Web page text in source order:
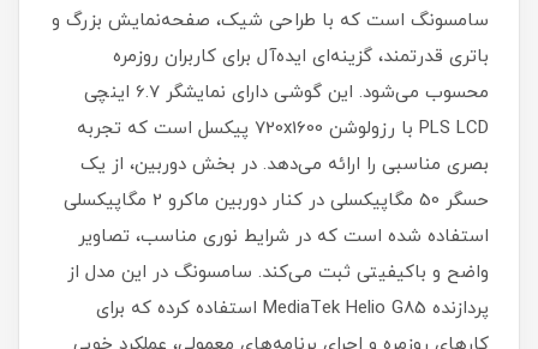
سامسونگ است که با طراحی شیک، صفحه‌نمایش بزرگ و
باتری قدرتمند، گزینه‌ای ایده‌آل برای کاربران روزمره
محسوب می‌شود. این گوشی دارای نمایشگر 6.7 اینچی
PLS LCD با رزولوشن 720x1600 پیکسل است که تجربه
بصری مناسبی را ارائه می‌دهد. در بخش دوربین، از یک
حسگر 50 مگاپیکسلی در کنار دوربین ماکرو 2 مگاپیکسلی
استفاده شده است که در شرایط نوری مناسب، تصاویر
واضح و باکیفیتی ثبت می‌کند. سامسونگ در این مدل از
پردازنده MediaTek Helio G85 استفاده کرده که برای